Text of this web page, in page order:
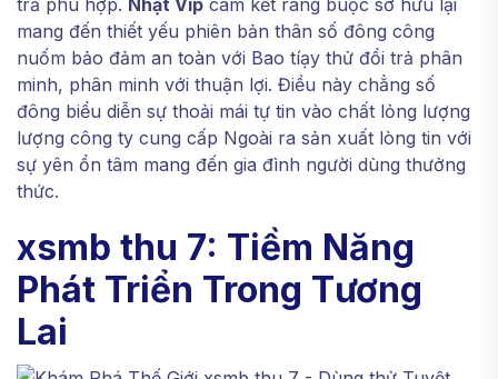
trả phù hợp. Nhật Vip cam kết ràng buộc sở hữu lại
mang đến thiết yếu phiên bản thân số đông công
nuốm bảo đảm an toàn với Bao tíạy thử đổi trả phân
minh, phân minh với thuận lợi. Điều này chẳng số
đông biểu diễn sự thoải mái tự tin vào chất lỏng lượng
lượng công ty cung cấp Ngoài ra sản xuất lòng tin với
sự yên ổn tâm mang đến gia đình người dùng thưởng
thức.
xsmb thu 7: Tiềm Năng
Phát Triển Trong Tương
Lai